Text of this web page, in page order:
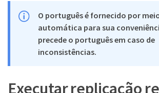
O português é fornecido por
automática para sua
precede o português em caso de
inconsistências.
Executar replicação